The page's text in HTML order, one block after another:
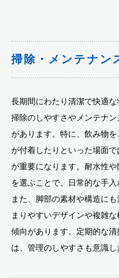
掃除・メンテナン
長期間にわたり清潔で快適な
掃除のしやすさやメンテナ
があります。特に、飲み物
が付着したりといった場面
が重要になります。耐水性
を選ぶことで、日常的な手入
また、脚部の素材や構造に
まりやすいデザインや複雑
傾向があります。定期的な
は、管理のしやすさも意識し